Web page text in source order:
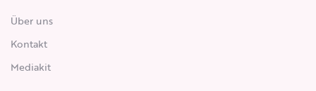
Über uns
Kontakt
Mediakit